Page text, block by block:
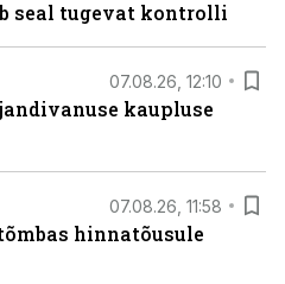
seal tugevat kontrolli
07.08.26, 12:10
kaupluse
07.08.26, 11:58
hinnatõusule